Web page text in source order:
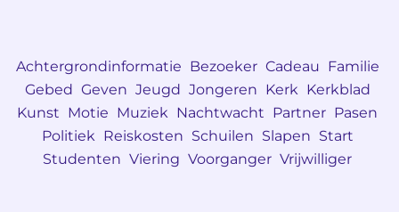
Achtergrondinformatie Bezoeker Cadeau Familie
Gebed Geven Jeugd Jongeren Kerk Kerkblad
Kunst Motie Muziek Nachtwacht Partner Pasen
Politiek Reiskosten Schuilen Slapen Start
Studenten Viering Voorganger Vrijwilliger